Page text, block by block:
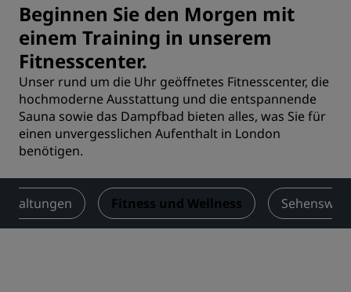
Beginnen Sie den Morgen mit
einem Training in unserem
Fitnesscenter.
Unser rund um die Uhr geöffnetes Fitnesscenter, die
hochmoderne Ausstattung und die entspannende
Sauna sowie das Dampfbad bieten alles, was Sie für
einen unvergesslichen Aufenthalt in London
benötigen.
Fitness und Wellness